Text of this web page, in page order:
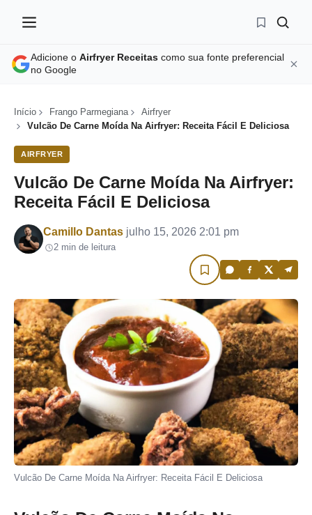
Adicione o Airfryer Receitas como sua fonte preferencial
no Google
Início Frango Parmegiana
Airfryer
Vulcão De Carne Moída Na Airfryer: Receita Fácil E Deliciosa
AIRFRYER
Vulcão De Carne Moída Na Airfryer:
Receita Fácil E Deliciosa
Por
Camillo Dantas julho 15, 2026 2:01 pm
2 min de leitura
Vulcão De Carne Moída Na Airfryer: Receita Fácil E Deliciosa